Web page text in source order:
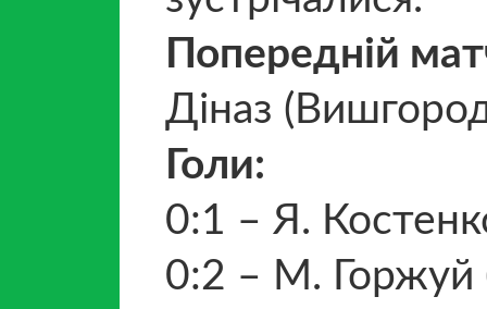
Попередній
Діназ
Голи:
0:1 – Я.
0:2 – М. Горжуй